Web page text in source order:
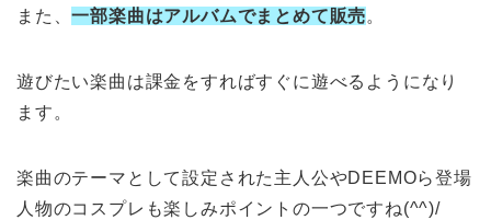
また、一部楽曲はアルバムでまとめて販売。
遊びたい楽曲は課金をすればすぐに遊べるようになり
ます。
楽曲のテーマとして設定された主人公やDEEMOら登場
人物のコスプレも楽しみポイントの一つですね(^^)/